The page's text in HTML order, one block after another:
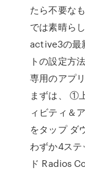
たら不要な
では素晴ら
active3の最
トの設定方
専用のアプ
まずは、 ①
ィビティ＆
をタップ ダ
わずか4ス
ド Radios